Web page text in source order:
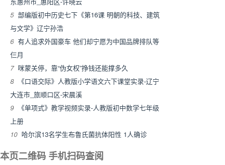
5 部编版初中历史七下《第16课 明朝的科技、建筑
与文学》辽宁孙浩
6 有人追求外国豪车 他们却宁愿为中国品牌排队等
仨月
7 咪蒙关停，靠“伪女权”挣钱还能撑多久
8
《口语交际》人教版小学语文六下课堂实录-辽宁
大连市_旅顺口区-宋晨溪
9
《单项式》教学视频实录-人教版初中数学七年级
上册
10 哈尔滨13名学生布鲁氏菌抗体阳性 1人确诊
本页二维码 手机扫码查阅